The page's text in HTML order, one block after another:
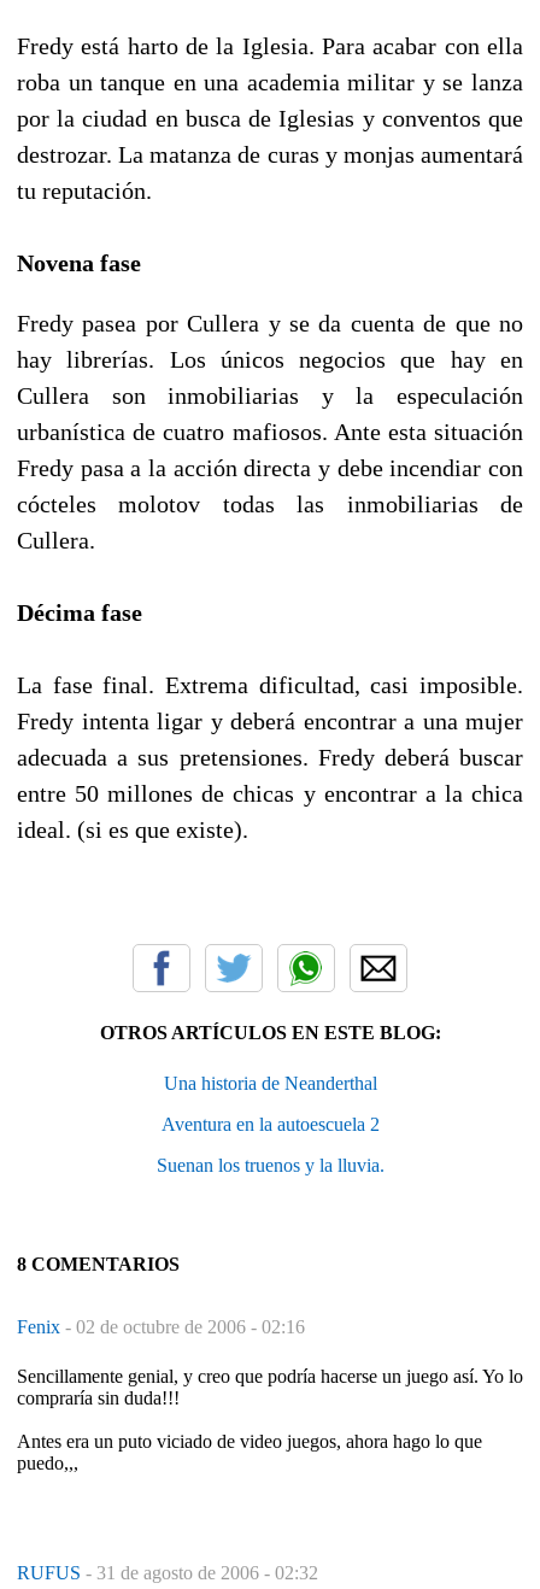
Fredy está harto de la Iglesia. Para acabar con ella
roba un tanque en una academia militar y se lanza
por la ciudad en busca de Iglesias y conventos que
destrozar. La matanza de curas y monjas aumentará
tu reputación.
Novena fase
Fredy pasea por Cullera y se da cuenta de que no
hay librerías. Los únicos negocios que hay en
Cullera son inmobiliarias y la especulación
urbanística de cuatro mafiosos. Ante esta situación
Fredy pasa a la acción directa y debe incendiar con
cócteles molotov todas las inmobiliarias de
Cullera.
Décima fase
La fase final. Extrema dificultad, casi imposible.
Fredy intenta ligar y deberá encontrar a una mujer
adecuada a sus pretensiones. Fredy deberá buscar
entre 50 millones de chicas y encontrar a la chica
ideal. (si es que existe).
OTROS ARTÍCULOS EN ESTE BLOG:
Una historia de Neanderthal
Aventura en la autoescuela 2
Suenan los truenos y la lluvia.
8 COMENTARIOS
Fenix - 02 de octubre de 2006 - 02:16
Sencillamente genial, y creo que podría hacerse un juego así. Yo lo
compraría sin duda!!!
Antes era un puto viciado de video juegos, ahora hago lo que
puedo,,,
RUFUS - 31 de agosto de 2006 - 02:32